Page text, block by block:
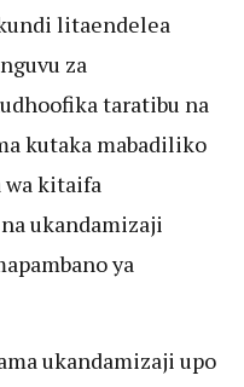
litaendelea
za
taratibu na
kutaka mabadiliko
wa kitaifa
ukandamizaji
ya
ukandamizaji upo